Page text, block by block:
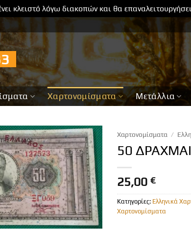
κλειστό λόγω διακοπών και θα
Χαρτονομίσματα Μετάλλια
Χαρτονομίσματα /
50
25,00 €
Κατηγορίες: Ελληνικά
Χαρτονομίσματα